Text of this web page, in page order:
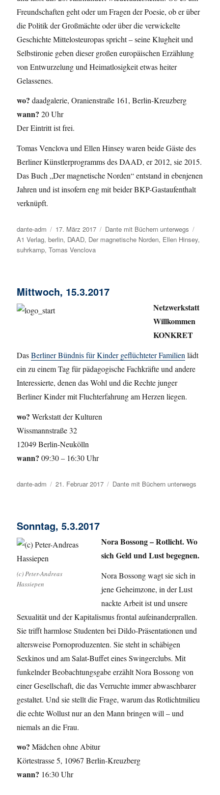
Freundschaften geht oder um Fragen der Poesie, ob er über
die Politik der Großmächte oder über die verwickelte
Geschichte Mittelosteuropas spricht – seine Klugheit und
Selbstironie geben dieser großen europäischen Erzählung
von Entwurzelung und Heimatlosigkeit etwas heiter
Gelassenes.
wo? daadgalerie, Oranienstraße 161, Berlin-Kreuzberg
wann? 20 Uhr
Der Eintritt ist frei.
Tomas Venclova und Ellen Hinsey waren beide Gäste des
Berliner Künstlerprogramms des DAAD, er 2012, sie 2015.
Das Buch „Der magnetische Norden“ entstand in ebenjenen
Jahren und ist insofern eng mit beider BKP-Gastaufenthalt
verknüpft.
Autor
dante-adm
Veröffentlicht
am
17. März 2017 Kategorien
Dante mit Büchern unterwegs
A1 Verlag,berlin, DAAD, Der magnetische Norden, Ellen Hinsey,
suhrkamp,Tomas Venclova
Mittwoch, 15.3.2017
Netzwerkstatt
Willkommen
KONKRET
DasBerliner Bündnis für Kinder geflüchteter Familien lädt
ein zu einem Tag für pädagogische Fachkräfte und andere
Interessierte, denen das Wohl und die Rechte junger
Berliner Kinder mit Fluchterfahrung am Herzen liegen.
wo? Werkstatt der Kulturen
Wissmannstraße 32
12049 Berlin-Neukölln
wann? 09:30 – 16:30 Uhr
Autor
dante-adm
Veröffentlicht
21. Februar 2017 Kategorien
Dante mit Büchern unterwegs
Sonntag, 5.3.2017
(c) Peter-Andreas
Hassiepen
Nora Bossong – Rotlicht. Wo
sich Geld und Lust begegnen.
Nora Bossong wagt sie sich in
jene Geheimzone, in der Lust
nackte Arbeit ist und unsere
Sexualität und der Kapitalismus frontal aufeinanderprallen.
Sie trifft harmlose Studenten bei Dildo-Präsentationen und
altersweise Pornoproduzenten. Sie steht in schäbigen
Sexkinos und am Salat-Buffet eines Swingerclubs. Mit
funkelnder Beobachtungsgabe erzählt Nora Bossong von
einer Gesellschaft, die das Verruchte immer abwaschbarer
gestaltet. Und sie stellt die Frage, warum das Rotlichtmilieu
die echte Wollust nur an den Mann bringen will – und
niemals an die Frau.
wo?Mädchen ohne Abitur
Körtestrasse 5, 10967 Berlin-Kreuzberg
wann? 16:30 Uhr